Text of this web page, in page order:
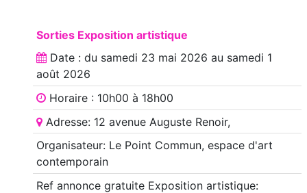
Sorties Exposition artistique
Date : du samedi 23 mai 2026 au samedi 1
août 2026
Horaire : 10h00 à 18h00
Adresse: 12 avenue Auguste Renoir,
Organisateur: Le Point Commun, espace d'art
contemporain
Ref annoncegratuite Exposition artistique: